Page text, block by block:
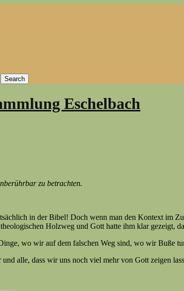
Eschelbach
zu betrachten.
in der Bibel! Doch wenn man den Kontext im
Holzweg und Gott hatte ihm klar gezeigt,
wo wir auf dem falschen Weg sind, wo wir Buße
alle, dass wir uns noch viel mehr von Gott zeigen